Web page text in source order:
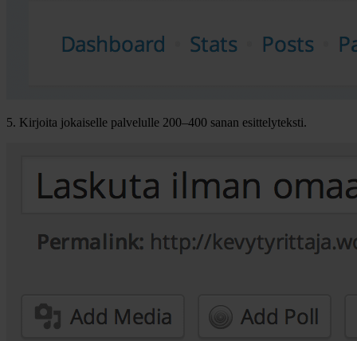
5. Kirjoita jokaiselle palvelulle 200–400 sanan esittelyteksti.